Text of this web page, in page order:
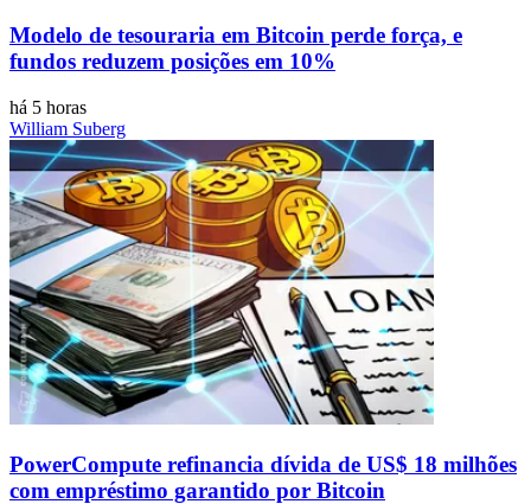
Modelo de tesouraria em Bitcoin perde força, e
fundos reduzem posições em 10%
há 5 horas
William Suberg
PowerCompute refinancia dívida de US$ 18 milhões
com empréstimo garantido por Bitcoin